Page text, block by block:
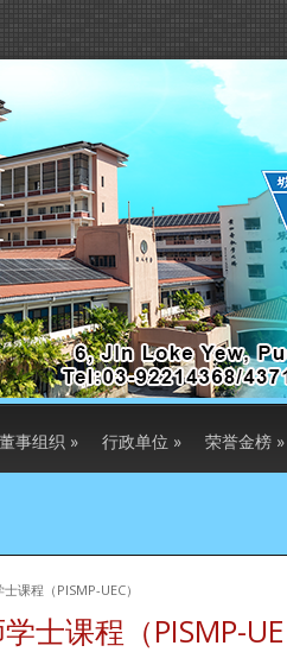
董事组织 » 行政单位 » 荣誉金榜 »
课程（PISMP-UEC）
士课程（PISMP-